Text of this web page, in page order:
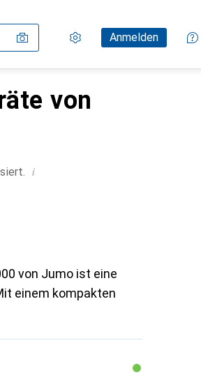
Einstellungen
KundenkontoAnmelden
Vergleichslisten
Merklisten
Warenkorb
von
i
von Jumo ist eine
einem kompakten